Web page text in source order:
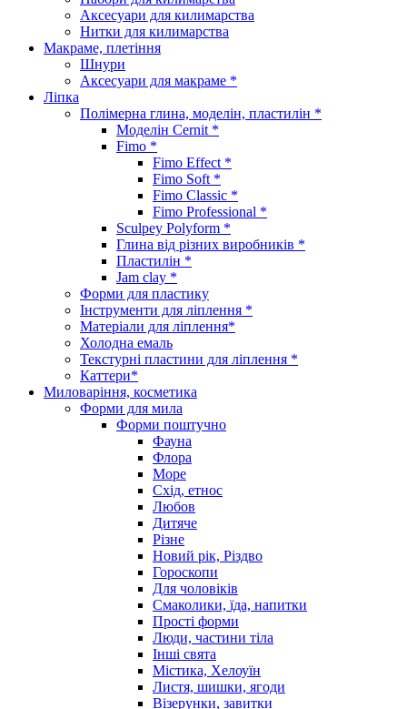
Аксесуари для килимарства
Нитки для килимарства
Макраме, плетіння
Шнури
Аксесуари для макраме *
Ліпка
Полімерна глина, моделін, пластилін *
Моделін Cernit *
Fimo *
Fimo Effect *
Fimo Soft *
Fimo Classic *
Fimo Professional *
Sculpey Polyform *
Глина від різних виробників *
Пластилін *
Jam clay *
Форми для пластику
Інструменти для ліплення *
Матеріали для ліплення*
Холодна емаль
Текстурні пластини для ліплення *
Каттери*
Миловаріння, косметика
Форми для мила
Форми поштучно
Фауна
Флора
Море
Схід, етнос
Любов
Дитяче
Різне
Новий рік, Різдво
Гороскопи
Для чоловіків
Смаколики, їда, напитки
Прості форми
Люди, частини тіла
Інші свята
Містика, Хелоуїн
Листя, шишки, ягоди
Візерунки, завитки